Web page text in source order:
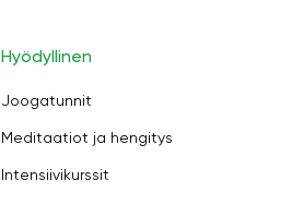
Hyödyllinen
Joogatunnit
Meditaatiot ja hengitys
Intensiivikurssit